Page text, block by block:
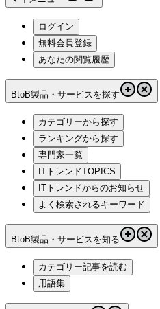
ログイン
無料会員登録
あなたの閲覧履歴
BtoB製品・サービスを探す
カテゴリーから探す
ランキングから探す
専門家一覧
ITトレンドTOPICS
ITトレンドからのお知らせ
よく検索されるキーワード
BtoB製品・サービスを知る
カテゴリー記事を読む
用語集